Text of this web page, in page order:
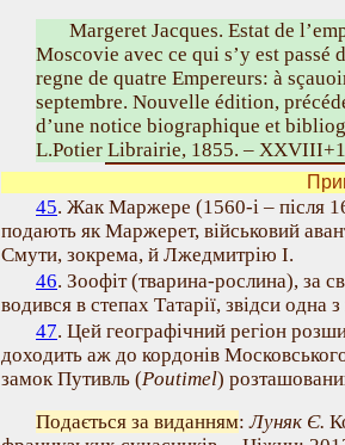
Margeret Jacques. Estat de
Moscovie avec ce qui s’y est passé
regne de quatre Empereurs: à
septembre. Nouvelle édition,
d’une notice biographique et
L.Potier Librairie, 1855. –
45. Жак Маржере (1560-і – після
подають як Маржерет, військовий
Смути, зокрема, й Лжедмитрію І.
46. Зоофіт (тварина-рослина), за
водився в степах Татарії, звідси одна
47. Цей географічний регіон
доходить аж до кордонів
замок Путивль (Poutimel)
Подається за виданням:Луняк Є.